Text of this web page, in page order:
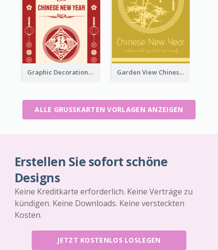
Graphic Decorations Chinese New Year Greeting Card Garden View Chinese New Year Greeting Card
ALLE GRUSSKARTEN VORLAGEN ANZEIGEN
Erstellen Sie sofort schöne
Designs
Keine Kreditkarte erforderlich. Keine Verträge zu
kündigen. Keine Downloads. Keine versteckten
Kosten.
JETZT KOSTENLOS LOSLEGEN